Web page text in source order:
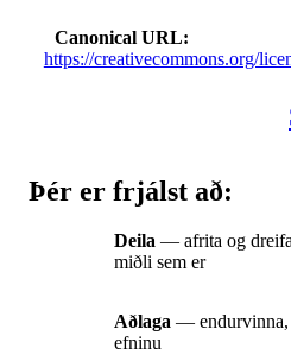
Canonical URL
https://creativecommons.org/
Þér er frjálst að:
Deila — afrita og
miðli sem er
Aðlaga — endurvinna,
efninu